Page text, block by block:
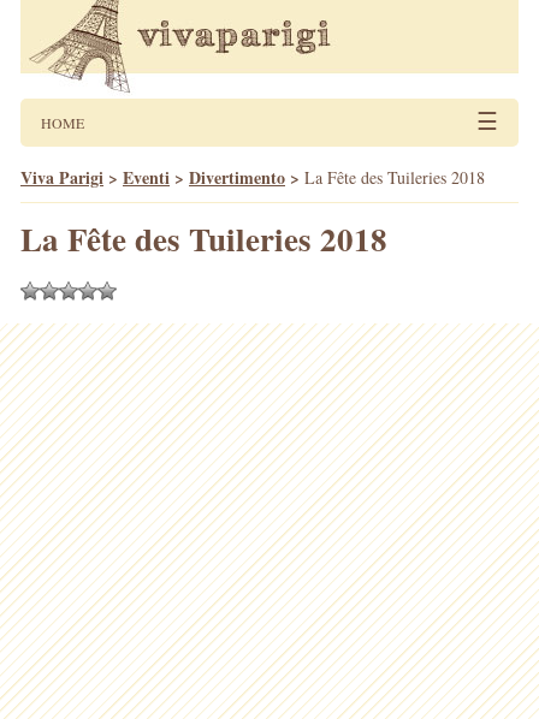
HOME ☰
Viva Parigi > Eventi > Divertimento > La Fête des Tuileries 2018
La Fête des Tuileries 2018